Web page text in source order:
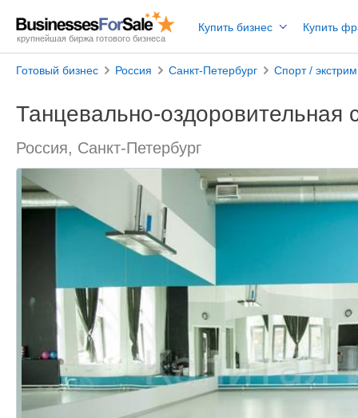
крупнейшая биржа готового бизнеса
Купить бизнес Купить
Готовый бизнес Россия Санкт-Петербург Спорт /
Танцевально-оздоровительная
Россия, Санкт-Петербург